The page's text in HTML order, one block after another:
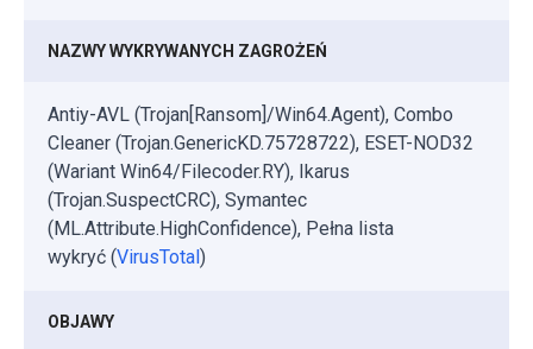
NAZWY WYKRYWANYCH ZAGROŻEŃ
Antiy-AVL (Trojan[Ransom]/Win64.Agent), Combo
Cleaner (Trojan.GenericKD.75728722), ESET-NOD32
(Wariant Win64/Filecoder.RY), Ikarus
(Trojan.SuspectCRC), Symantec
(ML.Attribute.HighConfidence), Pełna lista
wykryć (VirusTotal )
OBJAWY